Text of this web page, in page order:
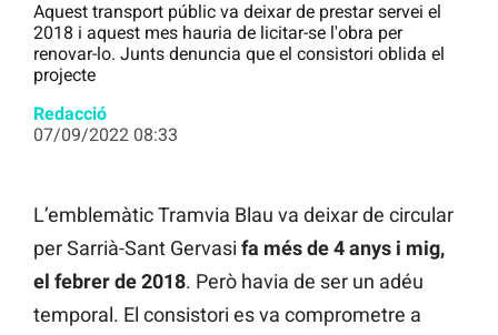
Aquest transport públic va deixar de prestar servei el
2018 i aquest mes hauria de licitar-se l'obra per
renovar-lo. Junts denuncia que el consistori oblida el
projecte
Redacció
07/09/2022 08:33
L’emblemàtic Tramvia Blau va deixar de circular
per Sarrià-Sant Gervasi fa més de 4 anys i mig,
el febrer de 2018. Però havia de ser un adéu
temporal. El consistori es va comprometre a